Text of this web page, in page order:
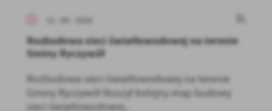
11 - 04 - 2024
Rozbudowa sieci światłowodowej na terenie
Gminy Ryczywół
Rozbudowa sieci światłowodowej na terenie
Gminy Ryczywół Ruszył kolejny etap budowy
sieci światłowodowej...